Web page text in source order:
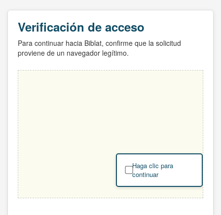
Verificación de acceso
Para continuar hacia Biblat, confirme que la solicitud
proviene de un navegador legítimo.
Haga clic para
continuar